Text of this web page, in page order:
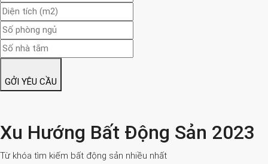
GỞI YÊU CẦU
Xu Hướng Bất Động Sản 2023
Từ khóa tìm kiếm bất động sản nhiều nhất